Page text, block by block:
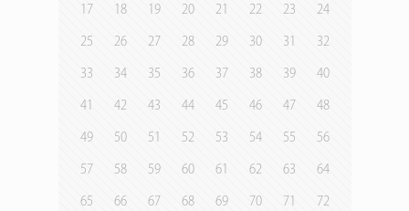
17 18 19 20 21 22 23 24
25 26 27 28 29 30 31 32
33 34 35 36 37 38 39 40
41 42 43 44 45 46 47 48
49 50 51 52 53 54 55 56
57 58 59 60 61 62 63 64
65 66 67 68 69 70 71 72